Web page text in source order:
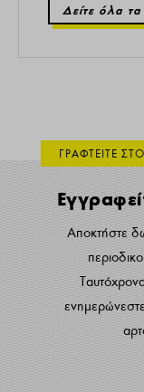
Δείτε όλα
ΓΡΑΦΤΕΙΤΕ
Αποκτήστε